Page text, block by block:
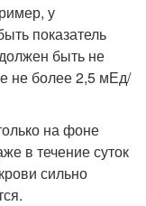
у
показатель
быть не
не более 2,5 мЕд/
на фоне
в течение суток
сильно